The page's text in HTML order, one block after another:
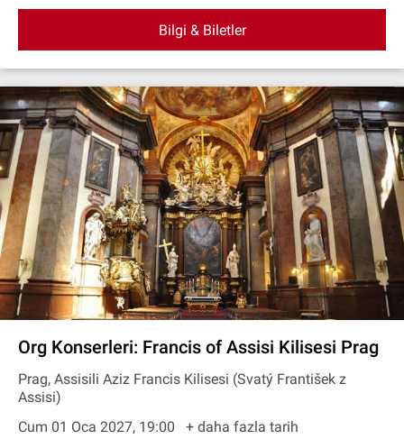
Bilgi & Biletler
Org Konserleri: Francis of Assisi Kilisesi Prag
Prag, Assisili Aziz Francis Kilisesi (Svatý František z
Assisi)
Cum 01 Oca 2027, 19:00
+ daha fazla tarih